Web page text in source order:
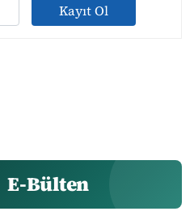
Kayıt Ol
E-Bülten